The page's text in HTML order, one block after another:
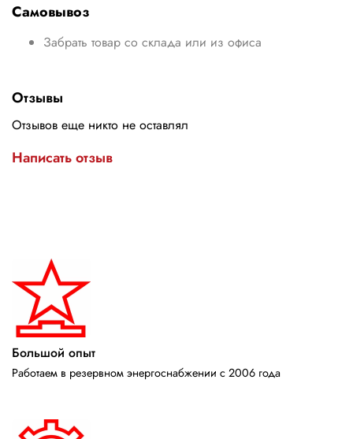
Самовывоз
Забрать товар со склада или из офиса
Отзывы
Отзывов еще никто не оставлял
Написать отзыв
Большой опыт
Работаем в резервном энергоснабжении с 2006 года